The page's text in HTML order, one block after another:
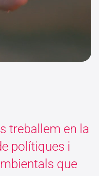
treballem en la
polítiques i
que